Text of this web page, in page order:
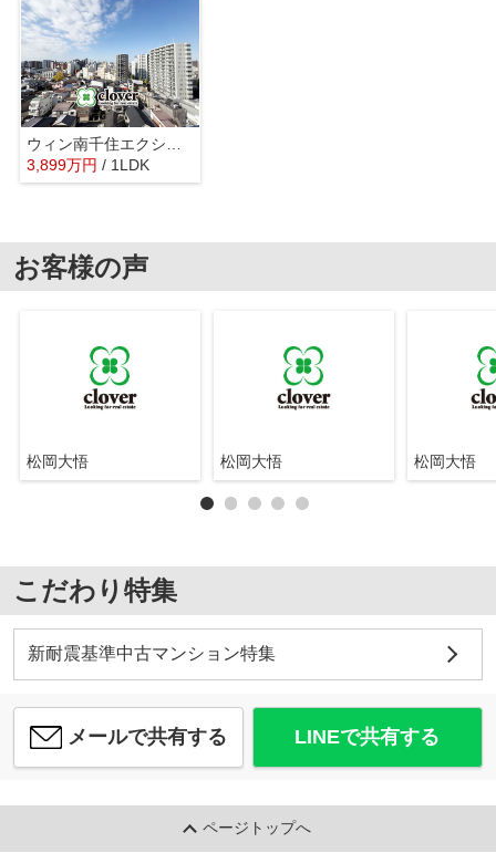
ウィン南千住エクシオン
3,899万円 / 1LDK
お客様の声
松岡大悟 松岡大悟 松岡大悟
こだわり特集
新耐震基準中古マンション特集
メールで共有する LINEで共有する
ページトップへ